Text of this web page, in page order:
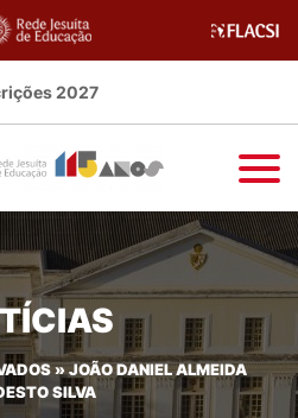
2027
» JOÃO DANIEL ALMEIDA
SILVA